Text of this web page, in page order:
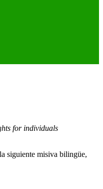
for individuals
siguiente misiva bilingüe,